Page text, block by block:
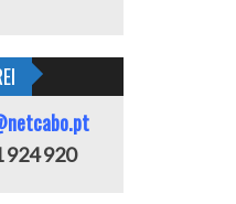
924 920